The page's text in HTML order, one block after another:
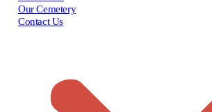
Our Cemetery
Contact Us